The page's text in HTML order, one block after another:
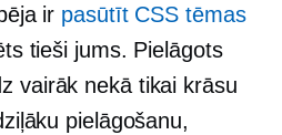
ir pasūtīt CSS tēmas
tieši jums. Pielāgots
vairāk nekā tikai krāsu
pielāgošanu,